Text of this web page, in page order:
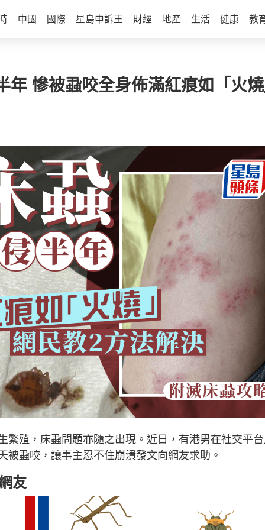
中國 國際 星島申訴王 財經 地產 生活 健康 教
年 慘被蝨咬全身佈滿紅痕如「火
繁殖，床蝨問題亦隨之出現。近日，有港男在社交平
蝨咬，讓事主忍不住崩潰發文向網友求助。
友